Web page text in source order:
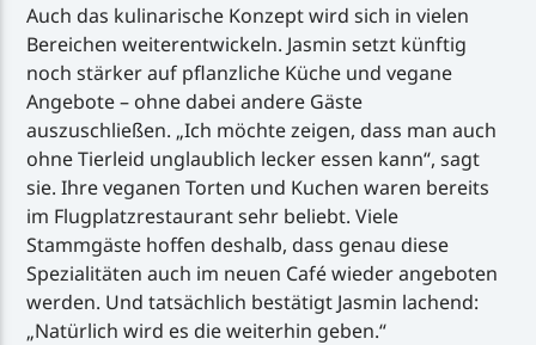
Auch das kulinarische Konzept wird sich in vielen
Bereichen weiterentwickeln. Jasmin setzt künftig
noch stärker auf pflanzliche Küche und vegane
Angebote – ohne dabei andere Gäste
auszuschließen. „Ich möchte zeigen, dass man auch
ohne Tierleid unglaublich lecker essen kann“, sagt
sie. Ihre veganen Torten und Kuchen waren bereits
im Flugplatzrestaurant sehr beliebt. Viele
Stammgäste hoffen deshalb, dass genau diese
Spezialitäten auch im neuen Café wieder angeboten
werden. Und tatsächlich bestätigt Jasmin lachend:
„Natürlich wird es die weiterhin geben.“